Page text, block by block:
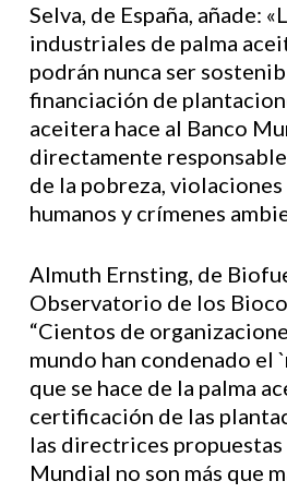
Selva, de España, añade:
industriales de palma
podrán nunca ser
financiación de
aceitera hace al Banco
directamente
de la pobreza,
humanos y crímenes
Almuth Ernsting, de
Observatorio de los
“Cientos de
mundo han condenado el
que se hace de la palma
certificación de las
las directrices propuestas
Mundial no son más que